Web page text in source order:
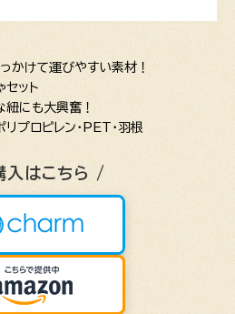
かけて運びやすい素材！
ット
紐にも大興奮！
リプロピレン・PET・羽根
入はこちら /